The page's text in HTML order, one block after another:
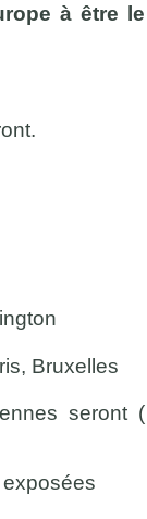
à être le
Bruxelles
seront (